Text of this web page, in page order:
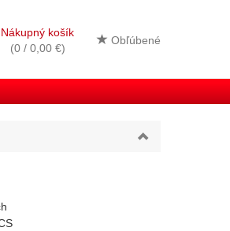
Nákupný košík
(0 / 0,00 €)
Obľúbené